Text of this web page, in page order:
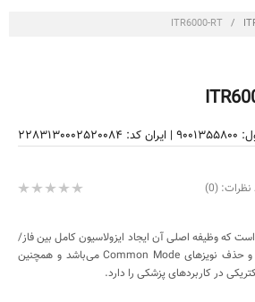
/
ITR6000-RT
| ایران کد: 2283130002520084
(0)
که وظیفه اصلی آن ایجاد ایزولاسیون کامل بین فاز/
حذف نویزهای Common Modeمی‌باشد و همچنین
در کاربردهای پزشکی را دارد.